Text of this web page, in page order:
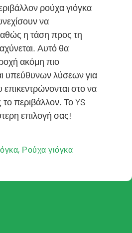
ρούχα γιόγκα
να
η τάση προς τη
Αυτό θα
ακόμη πιο
υπεύθυνων λύσεων για
στο να
το περιβάλλον. Το YS
επιλογή σας!
, Ρούχα γιόγκα